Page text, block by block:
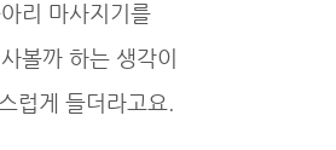
리 마사지기를
볼까 하는 생각이
럽게 들더라고요.